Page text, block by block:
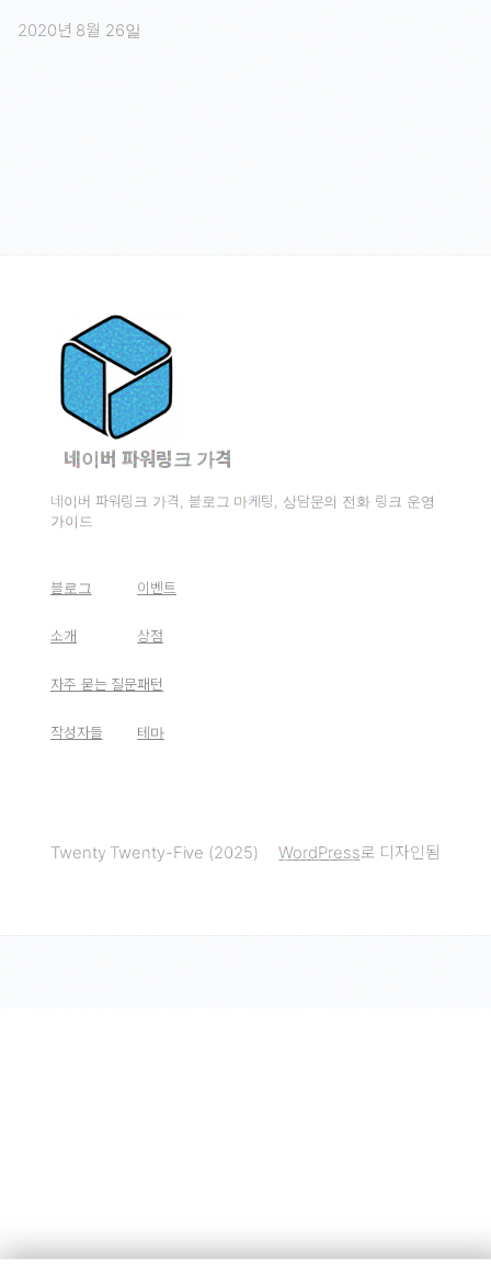
2020년 8월 26일
네이버 파워링크 가격
네이버 파워링크 가격, 블로그 마케팅, 상담문의 전화 링크 운영
가이드
블로그
소개
자주 묻는 질문
작성자들
이벤트
상점
패턴
테마
Twenty Twenty-Five (2025) WordPress로 디자인됨